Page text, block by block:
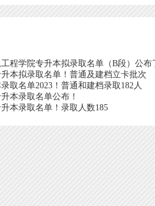
程学院专升本拟录取名单（B段）公布
本拟录取名单！普通及建档立卡批次
取名单2023！普通和建档录取182人
本录取名单公布！
本录取名单！录取人数185